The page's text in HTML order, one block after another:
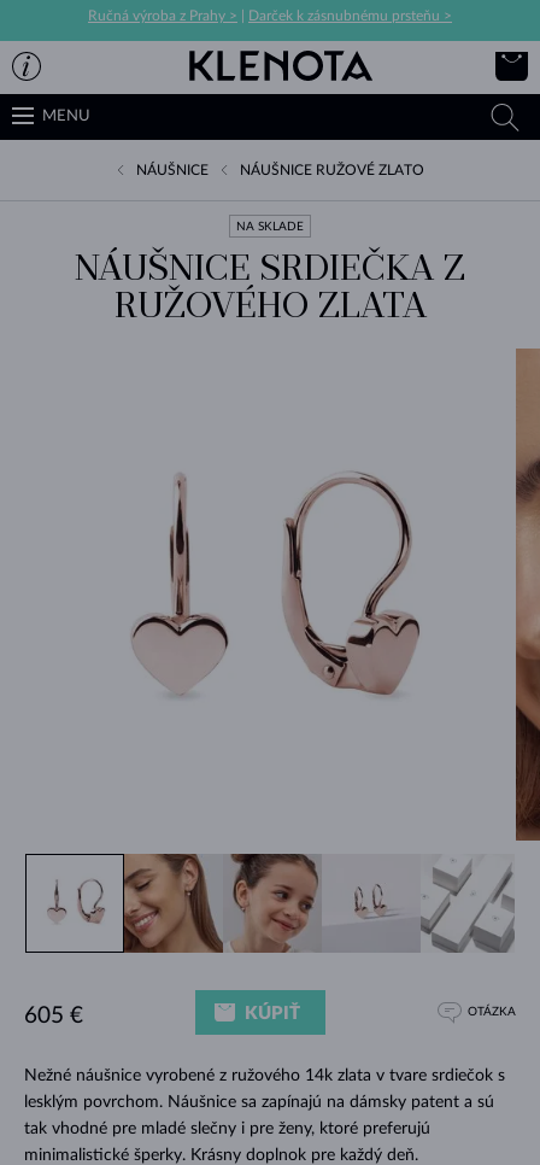
Ručná výroba z Prahy > Darček k zásnubnému prsteňu >
MENU
NÁUŠNICE NÁUŠNICE RUŽOVÉ ZLATO
NA SKLADE
NÁUŠNICE SRDIEČKA Z
RUŽOVÉHO ZLATA
Nežné náušnice vyrobené z ružového 14k zlata v tvare srdiečok s
lesklým povrchom. Náušnice sa zapínajú na dámsky patent a sú
tak vhodné pre mladé slečny i pre ženy, ktoré preferujú
minimalistické šperky. Krásny doplnok pre každý deň.
605 € KÚPIŤ OTÁZKA